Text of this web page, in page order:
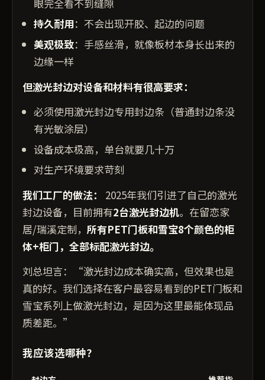
眼完全看不到缝隙
持久耐用：不会出现开胶、起边的问题
美观极致：手感丝滑，就像板材本身长出来的
边缘一样
但激光封边对设备和材料有很高要求：
必须使用激光封边专用封边条（普通封边条没
有光敏涂层）
设备成本极高，单台就要几十万
对生产环境要求苛刻
我们工厂的做法：
2025年我们引进了自己的激光
封边设备，目前拥有2台激光封边机。在留恋家
居/瑞溪定制， 所有PET门板和雪宝8个颜色的柜
体+柜门，全部标配激光封边。
刘总坦言：“激光封边成本确实高，但效果也是
真的好。我们选择在客户最容易看到的PET门板和
雪宝系列上做激光封边，是因为这里最能体现品
质差距。”
我应该选哪种？